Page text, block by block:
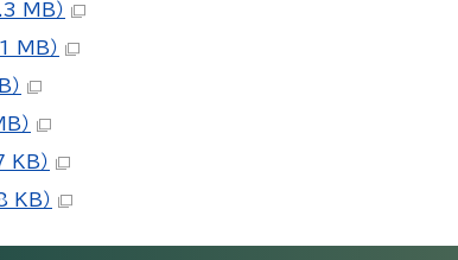
MB）
MB）
）
KB）
KB）